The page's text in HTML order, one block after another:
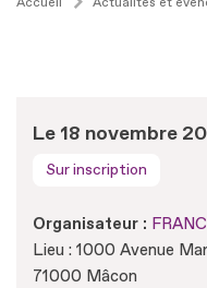
Le 18 novembre
Sur inscription
Organisateur :
Lieu : 1000 Avenue
71000 Mâcon